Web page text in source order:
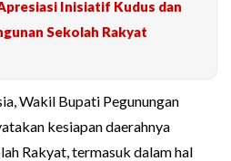
Inisiatif Kudus dan
Sekolah Rakyat
Wakil Bupati Pegunungan
kesiapan daerahnya
Rakyat, termasuk dalam hal